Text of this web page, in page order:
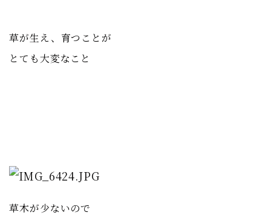
草が生え、育つことが
とても大変なこと
草木が少ないので